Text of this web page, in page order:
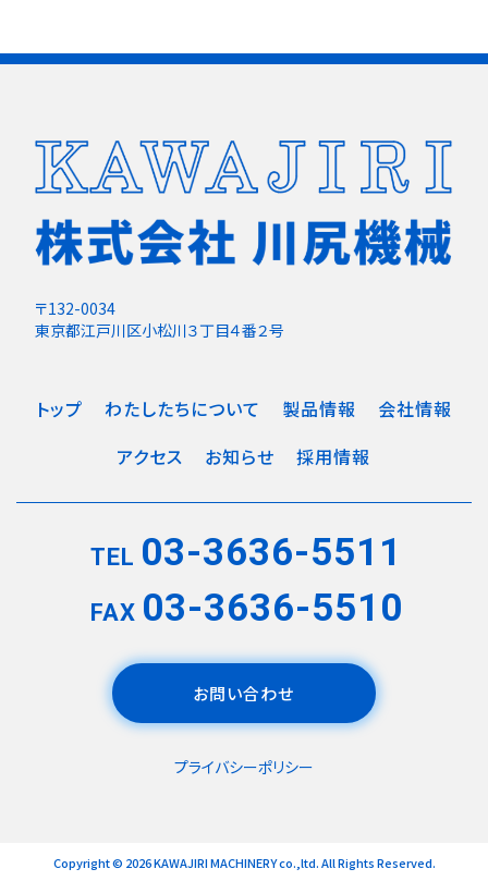
〒132-0034
東京都江戸川区小松川３丁目４番２号
トップ わたしたちについて 製品情報
会社情報
アクセス
お知らせ 採用情報
TEL 03-3636-5511
FAX 03-3636-5510
お問い合わせ
プライバシーポリシー
Copyright © 2026 KAWAJIRI MACHINERY co.,ltd. All Rights Reserved.